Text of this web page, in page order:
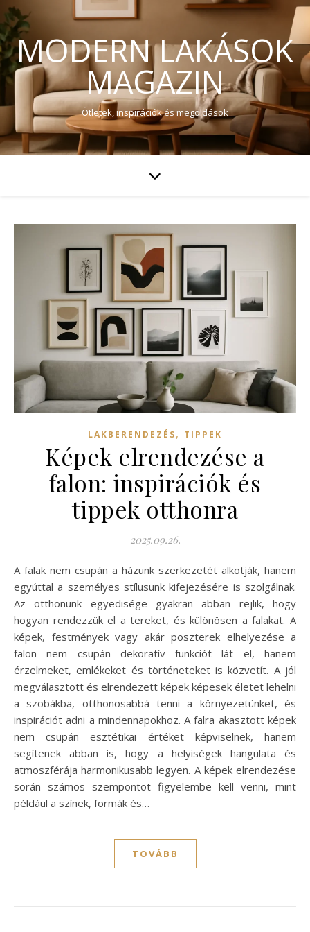
MODERN LAKÁSOK
MAGAZIN
Ötletek, inspirációk és megoldások
LAKBERENDEZÉS, TIPPEK
Képek elrendezése a
falon: inspirációk és
tippek otthonra
2025.09.26.
A falak nem csupán a házunk szerkezetét alkotják, hanem
egyúttal a személyes stílusunk kifejezésére is szolgálnak.
Az otthonunk egyedisége gyakran abban rejlik, hogy
hogyan rendezzük el a tereket, és különösen a falakat. A
képek, festmények vagy akár poszterek elhelyezése a
falon nem csupán dekoratív funkciót lát el, hanem
érzelmeket, emlékeket és történeteket is közvetít. A jól
megválasztott és elrendezett képek képesek életet lehelni
a szobákba, otthonosabbá tenni a környezetünket, és
inspirációt adni a mindennapokhoz. A falra akasztott képek
nem csupán esztétikai értéket képviselnek, hanem
segítenek abban is, hogy a helyiségek hangulata és
atmoszférája harmonikusabb legyen. A képek elrendezése
során számos szempontot figyelembe kell venni, mint
például a színek, formák és…
TOVÁBB